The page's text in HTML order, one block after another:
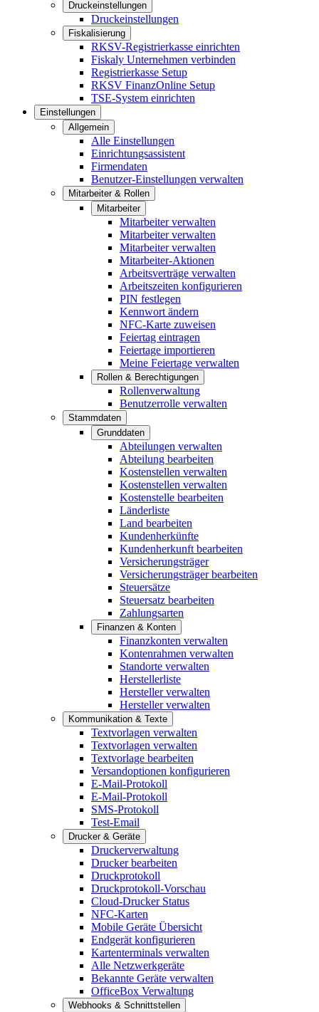
Druckeinstellungen
Druckeinstellungen
Fiskalisierung
RKSV-Registrierkasse einrichten
Fiskaly Unternehmen verbinden
Registrierkasse Setup
RKSV FinanzOnline Setup
TSE-System einrichten
Einstellungen
Allgemein
Alle Einstellungen
Einrichtungsassistent
Firmendaten
Benutzer-Einstellungen verwalten
Mitarbeiter & Rollen
Mitarbeiter
Mitarbeiter verwalten
Mitarbeiter verwalten
Mitarbeiter verwalten
Mitarbeiter-Aktionen
Arbeitsverträge verwalten
Arbeitszeiten konfigurieren
PIN festlegen
Kennwort ändern
NFC-Karte zuweisen
Feiertag eintragen
Feiertage importieren
Meine Feiertage verwalten
Rollen & Berechtigungen
Rollenverwaltung
Benutzerrolle verwalten
Stammdaten
Grunddaten
Abteilungen verwalten
Abteilung bearbeiten
Kostenstellen verwalten
Kostenstellen verwalten
Kostenstelle bearbeiten
Länderliste
Land bearbeiten
Kundenherkünfte
Kundenherkunft bearbeiten
Versicherungsträger
Versicherungsträger bearbeiten
Steuersätze
Steuersatz bearbeiten
Zahlungsarten
Finanzen & Konten
Finanzkonten verwalten
Kontenrahmen verwalten
Standorte verwalten
Herstellerliste
Hersteller verwalten
Hersteller verwalten
Kommunikation & Texte
Textvorlagen verwalten
Textvorlagen verwalten
Textvorlage bearbeiten
Versandoptionen konfigurieren
E-Mail-Protokoll
E-Mail-Protokoll
SMS-Protokoll
Test-Email
Drucker & Geräte
Druckerverwaltung
Drucker bearbeiten
Druckprotokoll
Druckprotokoll-Vorschau
Cloud-Drucker Status
NFC-Karten
Mobile Geräte Übersicht
Endgerät konfigurieren
Kartenterminals verwalten
Alle Netzwerkgeräte
Bekannte Geräte verwalten
OfficeBox Verwaltung
Webhooks & Schnittstellen